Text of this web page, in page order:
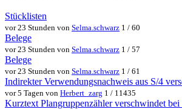
Stücklisten
vor 23 Stunden von Selma.schwarz 1 / 60
Belege
vor 23 Stunden von Selma.schwarz 1 / 57
Belege
vor 23 Stunden von Selma.schwarz 1 / 61
Indirekter Verwendungsnachweis aus S/4
vor 5 Tagen von Herbert_zarg 1 / 11435
Kurztext Plangruppenzähler verschwindet